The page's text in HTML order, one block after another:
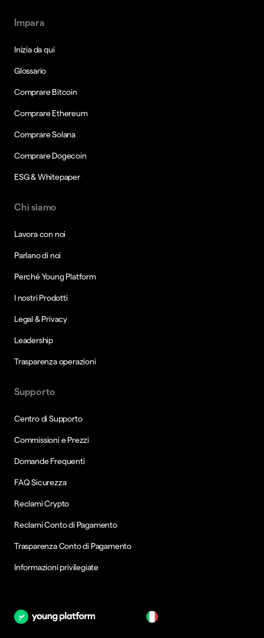
Impara
Inizia da qui
Glossario
Comprare Bitcoin
Comprare Ethereum
Comprare Solana
Comprare Dogecoin
ESG & Whitepaper
Chi siamo
Lavora con noi
Parlano di noi
Perché Young Platform
I nostri Prodotti
Legal & Privacy
Leadership
Trasparenza operazioni
Supporto
Centro di Supporto
Commissioni e Prezzi
Domande Frequenti
FAQ Sicurezza
Reclami Crypto
Reclami Conto di Pagamento
Trasparenza Conto di Pagamento
Informazioni privilegiate